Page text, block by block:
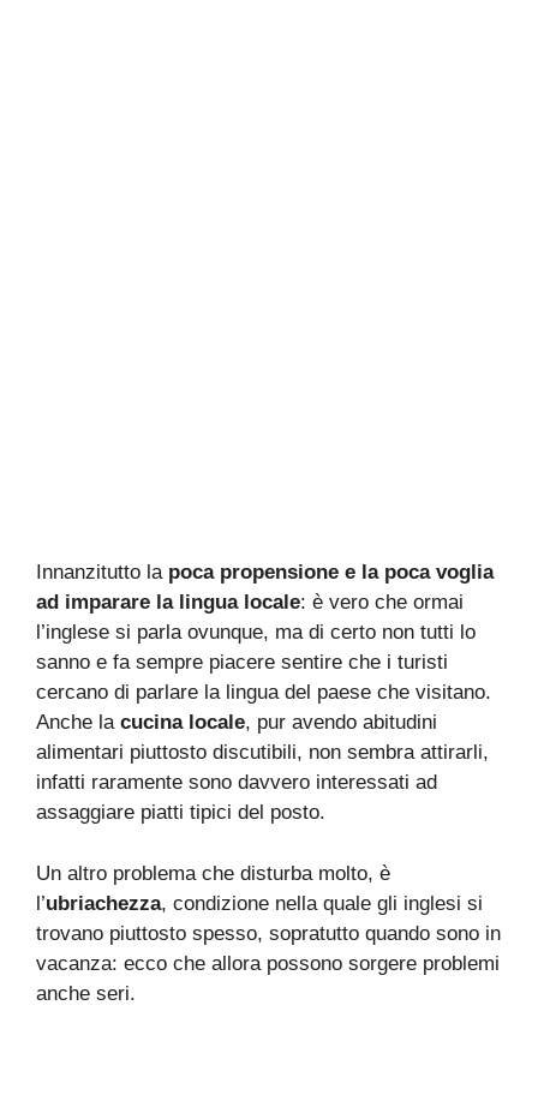
Innanzitutto la poca propensione e la poca voglia
ad imparare la lingua locale: è vero che ormai
l’inglese si parla ovunque, ma di certo non tutti lo
sanno e fa sempre piacere sentire che i turisti
cercano di parlare la lingua del paese che visitano.
Anche la cucina locale, pur avendo abitudini
alimentari piuttosto discutibili, non sembra attirarli,
infatti raramente sono davvero interessati ad
assaggiare piatti tipici del posto.
Un altro problema che disturba molto, è
l’ubriachezza, condizione nella quale gli inglesi si
trovano piuttosto spesso, sopratutto quando sono in
vacanza: ecco che allora possono sorgere problemi
anche seri.